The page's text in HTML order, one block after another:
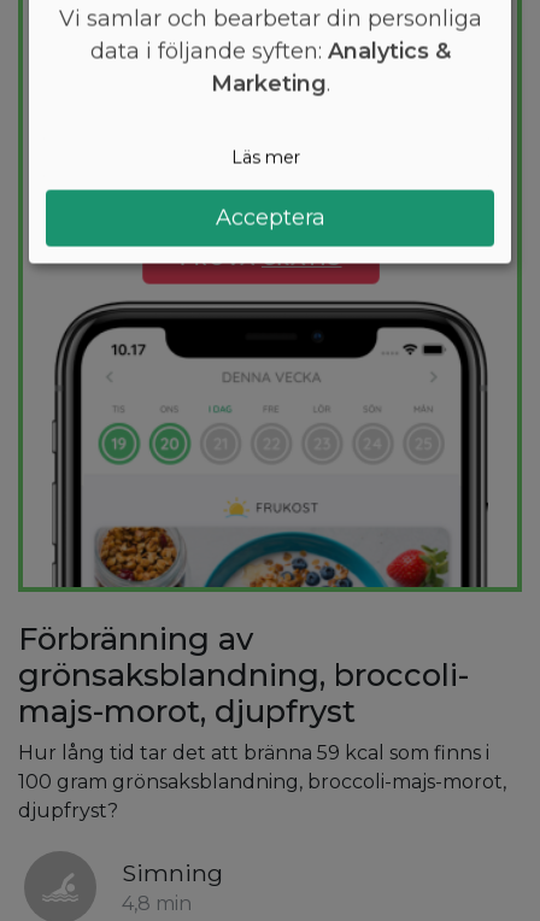
Vill du gå ner några kilo? Med Arono får du
den mest effektiva guiden till
säkerställer att du håller dig inom ditt
kalorimål varje dag.
PROVAGRATIS
Förbränning av
grönsaksblandning, broccoli-
majs-morot, djupfryst
Hur lång tid tar det att bränna 59 kcal som finns i
100 gram grönsaksblandning, broccoli-majs-morot,
djupfryst?
Simning
4,8 min
Vi samlar och bearbetar din personliga
data i följande syften: Analytics &
Marketing.
Läs mer
Acceptera